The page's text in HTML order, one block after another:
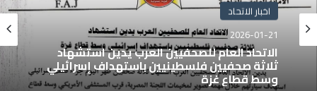
اخبار الاتحاد
2026-01-21
الاتحاد العام للصحفيين العرب يدين استشهاد
ثلاثة صحفيين فلسطينيين باستهداف إسرائيلي
وسط قطاع غزة